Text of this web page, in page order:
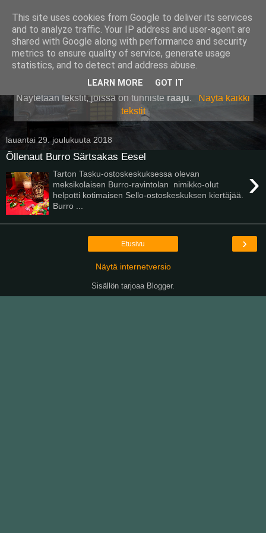
Pullollinen
Näytetään tekstit, joissa on tunniste raaju.
Näytä kaikki
tekstit
lauantai 29. joulukuuta 2018
Õllenaut Burro Särtsakas Eesel
›
Tarton Tasku-ostoskeskuksessa olevan
meksikolaisen Burro-ravintolan nimikko-olut
helpotti kotimaisen Sello-ostoskeskuksen kiertäjää.
Burro ...
›
Etusivu
Näytä internetversio
Sisällön tarjoaa Blogger.
This site uses cookies from Google to deliver its services
and to analyze traffic. Your IP address and user-agent are
shared with Google along with performance and security
metrics to ensure quality of service, generate usage
statistics, and to detect and address abuse.
LEARN MORE GOT IT